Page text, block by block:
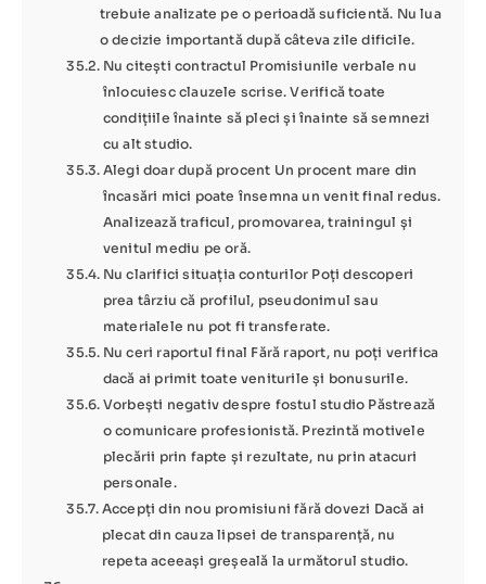
trebuie analizate pe o perioadă suficientă. Nu lua
o decizie importantă după câteva zile dificile.
Nu citești contractul Promisiunile verbale nu
înlocuiesc clauzele scrise. Verifică toate
condițiile înainte să pleci și înainte să semnezi
cu alt studio.
Alegi doar după procent Un procent mare din
încasări mici poate însemna un venit final redus.
Analizează traficul, promovarea, trainingul și
venitul mediu pe oră.
Nu clarifici situația conturilor Poți descoperi
prea târziu că profilul, pseudonimul sau
materialele nu pot fi transferate.
Nu ceri raportul final Fără raport, nu poți verifica
dacă ai primit toate veniturile și bonusurile.
Vorbești negativ despre fostul studio Păstrează
o comunicare profesionistă. Prezintă motivele
plecării prin fapte și rezultate, nu prin atacuri
personale.
Accepți din nou promisiuni fără dovezi Dacă ai
plecat din cauza lipsei de transparență, nu
repeta aceeași greșeală la următorul studio.